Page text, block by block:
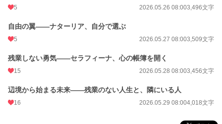
5 2026.05.26 08:003,496文字
自由の翼——ナターリア、自分で選ぶ
5 2026.05.27 08:003,509文字
残業しない勇気——セラフィーナ、心の帳簿を開く
15 2026.05.28 08:003,456文字
辺境から始まる未来——残業のない人生と、隣にいる人
16 2026.05.29 08:004,018文字